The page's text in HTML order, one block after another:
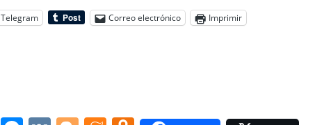
Telegram Correo electrónico Imprimir